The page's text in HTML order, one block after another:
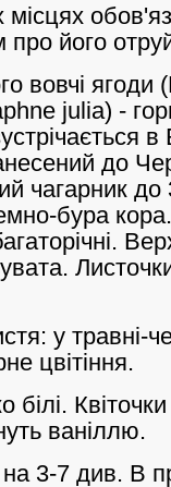
його
вовчі ягоди
julia) -
в
до
чагарник
бура
у травні-
цвітіння.
білі.
ваніллю.
3-7 див. В